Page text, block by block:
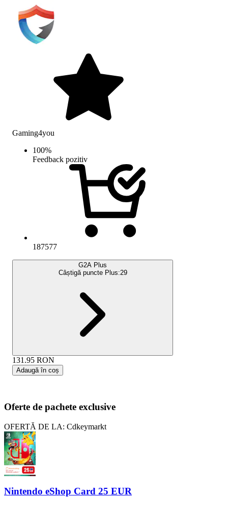
Gaming4you
100%
Feedback pozitiv
187577
G2A Plus
Câștigă puncte Plus:29
131.95 RON
Adaugă în coș
Oferte de pachete exclusive
OFERTĂ DE LA: Cdkeymarkt
Nintendo eShop Card 25 EUR